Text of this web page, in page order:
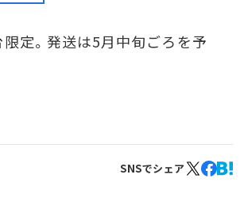
定。発送は5月中旬ごろを予
SNSでシェア